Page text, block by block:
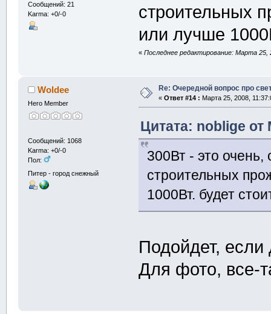
Сообщений: 21
Karma: +0/-0
строительных
или лучше
«Последнее редактирование: Марта 25,
Woldee
Hero Member
Сообщений: 1068
Karma: +0/-0
Пол:
Питер - город снежный
Re: Очередной вопрос про
« Ответ #14 : Марта 25, 2008,
Цитата: noblige от
300Вт - это
строительных
1000Вт. будет
Подойдет,
Для фото, все-